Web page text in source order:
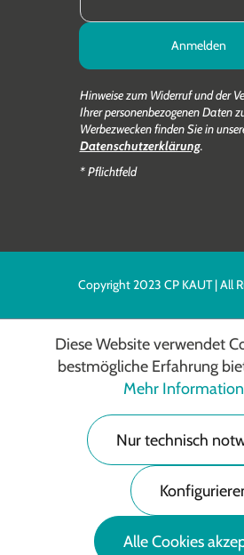
Anmelden
Hinweise zum Widerruf und der
Ihrer personenbezogenen Daten
Werbezwecken finden Sie in
Datenschutzerklärung.
* Pflichtfeld
Copyright 2023 CP KAUT | All
Diese Website verwendet
bestmögliche Erfahrung
Mehr
Nur technisch
Alle Cookies